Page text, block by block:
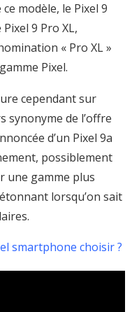
modèle, le Pixel 9
9 Pro XL,
« Pro XL »
Pixel.
cependant sur
synonyme de l’offre
d’un Pixel 9a
possiblement
une gamme plus
lorsqu’on sait
smartphone choisir ?